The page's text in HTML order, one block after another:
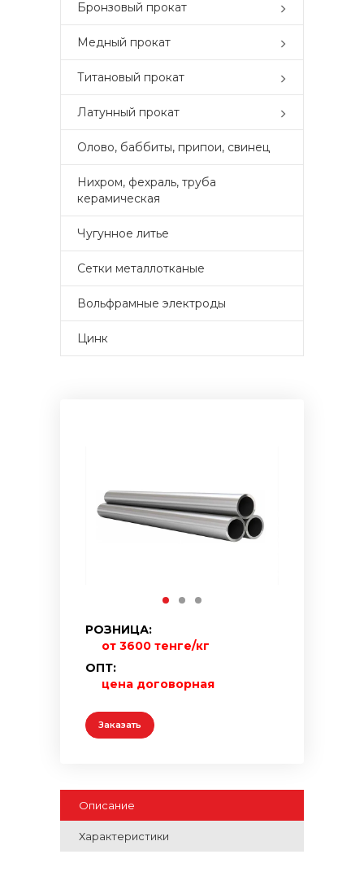
Бронзовый прокат
Медный прокат
Титановый прокат
Латунный прокат
Олово, баббиты, припои, свинец
Нихром, фехраль, труба
керамическая
Чугунное литье
Сетки металлотканые
Вольфрамные электроды
Цинк
РОЗНИЦА:
от 3600 тенге/кг
ОПТ:
цена договорная
Заказать
Описание
Характеристики